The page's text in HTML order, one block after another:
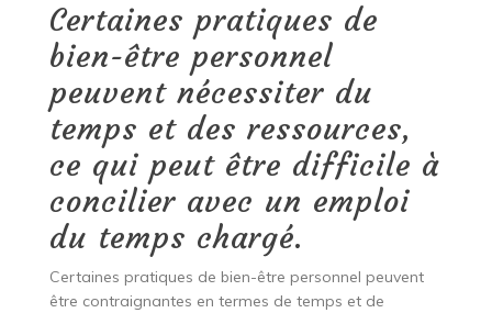
Certaines pratiques de
bien-être personnel
peuvent nécessiter du
temps et des ressources,
ce qui peut être difficile à
concilier avec un emploi
du temps chargé.
Certaines pratiques de bien-être personnel peuvent
être contraignantes en termes de temps et de